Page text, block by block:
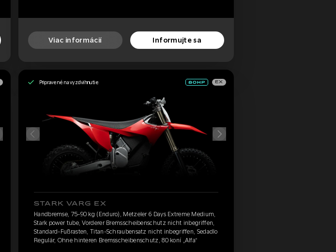
Viac informácií Informujte sa
Pripravené na vyzdvihnutie EX
STARK VARG EX
Handbremse, 75-90 kg (Enduro), Metzeler 6 Days Extreme Medium,
Stark power tube, Vorderer Bremsscheibenschutz nicht inbegriffen,
Standard-Fußrasten, Titan-Schraubensatz nicht inbegriffen, Sedadlo
Regulär, Ohne hinteren Bremsscheibenschutz, 80 koní „Alfa“